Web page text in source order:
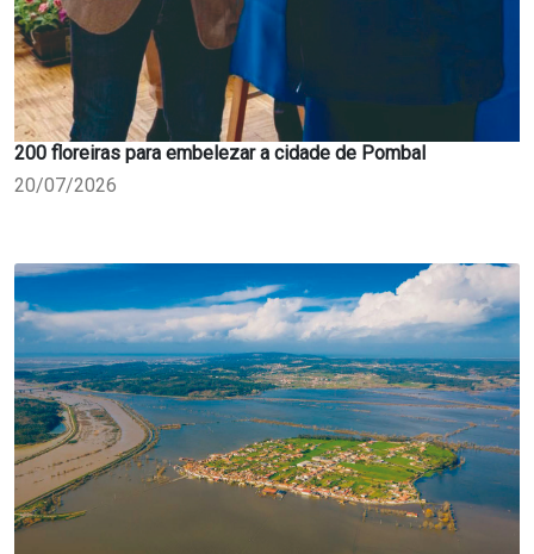
200 floreiras para embelezar a cidade de Pombal
20/07/2026